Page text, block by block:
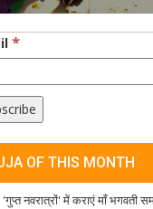
*
OF THIS MONTH
'गुप्त नवरात्रों' में कराएं माँ भगवती